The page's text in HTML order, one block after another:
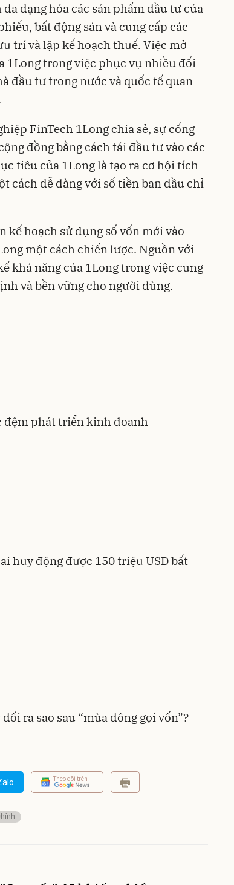
dạng hóa các sản phẩm đầu tư của
bất động sản và cung cấp các
trí và lập kế hoạch thuế. Việc mở
1Long trong việc phục vụ nhiều đối
đầu tư trong nước và quốc tế quan
FinTech 1Long chia sẻ, sự cống
đồng bằng cách tái đầu tư vào các
tiêu của 1Long là tạo ra cơ hội tích
cách dễ dàng với số tiền ban đầu chỉ
kế hoạch sử dụng số vốn mới vào
một cách chiến lược. Nguồn với
khả năng của 1Long trong việc cung
và bền vững cho người dùng.
đệm phát triển kinh doanh
huy động được 150 triệu USD bất
ra sao sau “mùa đông gọi vốn”?
Theo dõi trên